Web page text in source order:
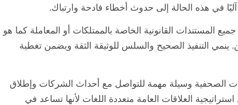
في هذه الحالة إلى حدوث أخطاء فادحة وارتباك.
المستندات القانونية الخاصة بالممتلكات أو المعاملة كما هو
التنفيذ الصحيح والسلس للوثيقة الثقة ويضمن تغطية
الصحفية وسيلة مهمة للتواصل مع أحداث الشركات وإطلاق
العلاقات العامة متعددة اللغات لأنها تساعد في